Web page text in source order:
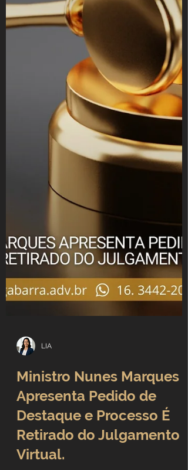
LIA
Ministro Nunes Marques
Apresenta Pedido de
Destaque e Processo É